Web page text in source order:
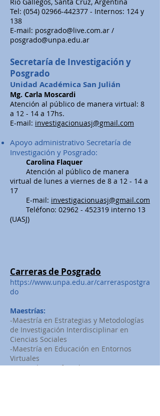
Tel: (054) 02966-442377 - Internos: 124 y
138
E-mail: posgrado@live.com.ar /
posgrado@unpa.edu.ar
Secretaría de Investigación y
Posgrado
Unidad Académica San Julián
Mg. Carla Moscardi
Atención al público de manera virtual: 8
a 12 - 14 a 17hs.
E-mail: investigacionuasj@gmail.com
Apoyo administrativo Secretaría de
Investigación y Posgrado:
Carolina Flaquer
Atención al público de manera
virtual de lunes a viernes de 8 a 12 - 14 a
17
E-mail: investigacionuasj@gmail.com
Teléfono: 02962 - 452319 interno 13
(UASJ)
Carreras de Posgrado
https://www.unpa.edu.ar/carreraspostgra
do
Maestrías:
-Maestría en Estrategias y Metodologías
de Investigación Interdisciplinar en
Ciencias Sociales
-Maestría en Educación en Entornos
Virtuales
-Maestría en Informática y Sistemas